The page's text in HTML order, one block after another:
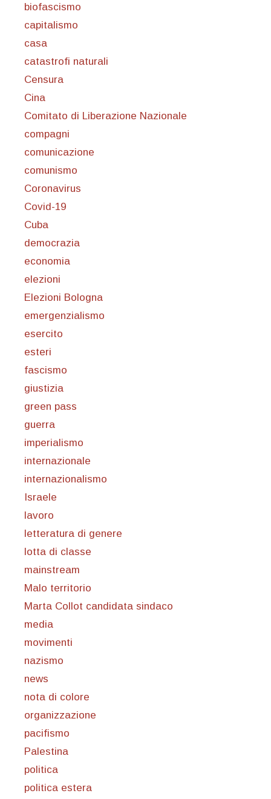
biofascismo
capitalismo
casa
catastrofi naturali
Censura
Cina
Comitato di Liberazione Nazionale
compagni
comunicazione
comunismo
Coronavirus
Covid-19
Cuba
democrazia
economia
elezioni
Elezioni Bologna
emergenzialismo
esercito
esteri
fascismo
giustizia
green pass
guerra
imperialismo
internazionale
internazionalismo
Israele
lavoro
letteratura di genere
lotta di classe
mainstream
Malo territorio
Marta Collot candidata sindaco
media
movimenti
nazismo
news
nota di colore
organizzazione
pacifismo
Palestina
politica
politica estera